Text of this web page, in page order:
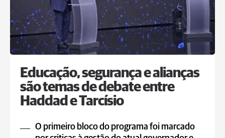
Educação, segurança e alianças
são temas de debate entre
Haddad e Tarcísio
O primeiro bloco do programa foi marcado